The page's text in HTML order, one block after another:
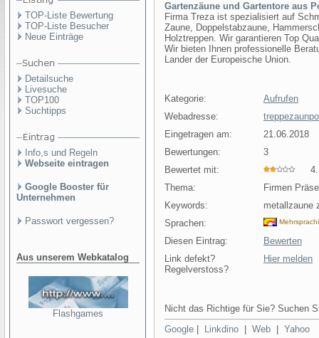
TOP-Liste Bewertung
TOP-Liste Besucher
Neue Einträge
Detailsuche
Livesuche
TOP100
Suchtipps
Info,s und Regeln
Webseite eintragen
Google Booster für
Unternehmen
Passwort vergessen?
Aus unserem Webkatalog
Flashgames
Gartenzäune und Gartentore aus
Firma Treza ist spezialisiert auf
Zaune, Doppelstabzaune,
Holztreppen. Wir garantieren Top
Wir bieten Ihnen professionelle
Lander der Europeische Union.
Kategorie:
Aufrufen
Webadresse:
Eingetragen am:
21.06.2018
Bewertungen:
3
Bewertet mit:
Thema:
Firmen
Keywords:
metallzaune
Sprachen:
Diesen Eintrag:
Bewerten
Link defekt?
Regelverstoss?
Hier melden
Nicht das Richtige für Sie? Suchen
Google
Linkdino Web Yahoo